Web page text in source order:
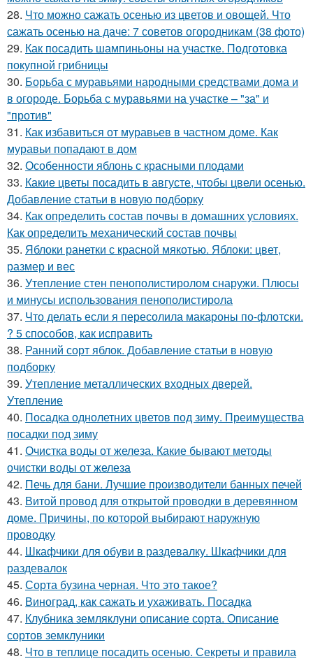
28. Что можно сажать осенью из цветов и овощей. Что
сажать осенью на даче: 7 советов огородникам (38 фото)
29. Как посадить шампиньоны на участке. Подготовка
покупной грибницы
30. Борьба с муравьями народными средствами дома и
в огороде. Борьба с муравьями на участке – "за" и
"против"
31. Как избавиться от муравьев в частном доме. Как
муравьи попадают в дом
32. Особенности яблонь с красными плодами
33. Какие цветы посадить в августе, чтобы цвели осенью.
Добавление статьи в новую подборку
34. Как определить состав почвы в домашних условиях.
Как определить механический состав почвы
35. Яблоки ранетки с красной мякотью. Яблоки: цвет,
размер и вес
36. Утепление стен пенополистиролом снаружи. Плюсы
и минусы использования пенополистирола
37. Что делать если я пересолила макароны по-флотски.
? 5 способов, как исправить
38. Ранний сорт яблок. Добавление статьи в новую
подборку
39. Утепление металлических входных дверей.
Утепление
40. Посадка однолетних цветов под зиму. Преимущества
посадки под зиму
41. Очистка воды от железа. Какие бывают методы
очистки воды от железа
42. Печь для бани. Лучшие производители банных печей
43. Витой провод для открытой проводки в деревянном
доме. Причины, по которой выбирают наружную
проводку
44. Шкафчики для обуви в раздевалку. Шкафчики для
раздевалок
45. Сорта бузина черная. Что это такое?
46. Виноград, как сажать и ухаживать. Посадка
47. Клубника земляклуни описание сорта. Описание
сортов земклуники
48. Что в теплице посадить осенью. Секреты и правила